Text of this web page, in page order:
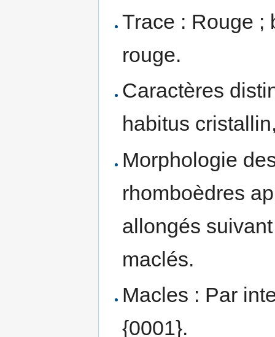
Trace : Rouge ;
rouge.
Caractères
habitus
Morphologie
rhomboèdres
allongés
maclés.
Macles : Par
{0001}.